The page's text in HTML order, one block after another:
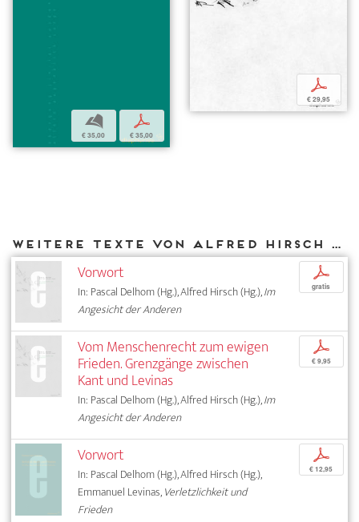
b
€ 35,00
p
€ 35,00
p
€ 29,95
Weitere Texte von Alfred Hirsch bei DIAPHANES
Vorwort
In: Pascal Delhom (Hg.), Alfred Hirsch (Hg.),Im
Angesicht der Anderen
p
gratis
Vom Menschenrecht zum ewigen
Frieden. Grenzgänge zwischen
Kant und Levinas
In: Pascal Delhom (Hg.), Alfred Hirsch (Hg.),Im
Angesicht der Anderen
p
€ 9,95
Vorwort
In: Pascal Delhom (Hg.), Alfred Hirsch (Hg.),
Emmanuel Levinas,Verletzlichkeit und
Frieden
p
€ 12,95